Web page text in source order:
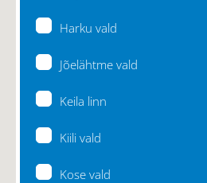
Harku vald
Jõelähtme vald
Keila linn
Kiili vald
Kose vald